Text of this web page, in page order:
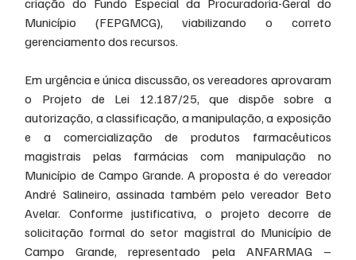
Município (FEPGMCG), viabilizando o correto
gerenciamento dos recursos.
Em urgência e única discussão, os vereadores aprovaram
o Projeto de Lei 12.187/25, que dispõe sobre a
autorização, a classificação, a manipulação, a exposição
e a comercialização de produtos farmacêuticos
magistrais pelas farmácias com manipulação no
Município de Campo Grande. A proposta é do vereador
André Salineiro, assinada também pelo vereador Beto
Avelar. Conforme justificativa, o projeto decorre de
solicitação formal do setor magistral do Município de
Campo Grande, representado pela ANFARMAG –